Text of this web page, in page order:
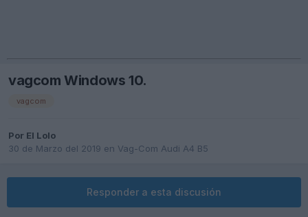
vagcom Windows 10.
vagcom
Por El Lolo
30 de Marzo del 2019 en Vag-Com Audi A4 B5
Responder a esta discusión